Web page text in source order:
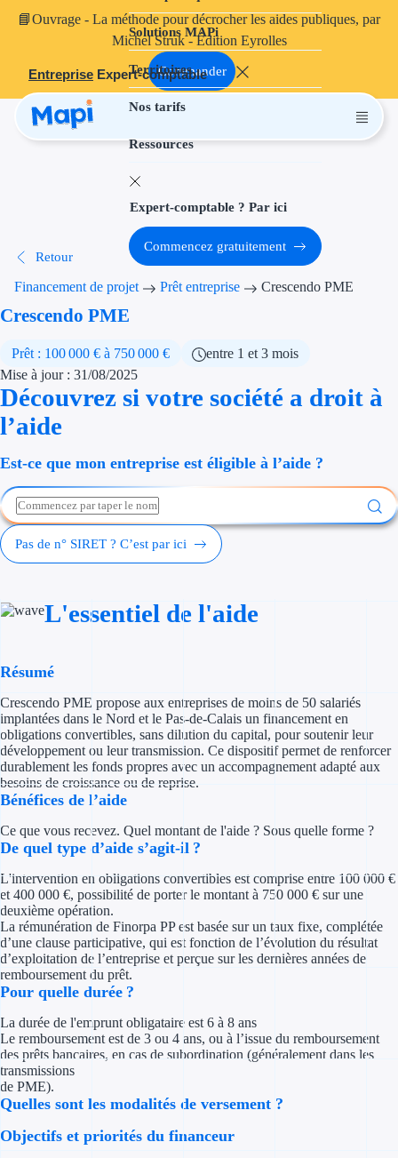
📘Ouvrage - La méthode pour décrocher les aides publiques, par
Michel Struk - Édition Eyrolles
Commander
Entreprise Expert-comptable
Solutions MAPi
Territoires
Nos tarifs
Ressources
Projets finançables
Aides à
Aides
Thématiques
Financement
Création
Aides sans
Subventions
Aides Fiscales et
Exonération
Expert-comptable ? Par ici
Commencez gratuitement
Retour
Financement de projet Prêt entreprise Crescendo PME
Crescendo PME
Prêt : 100 000 € à 750 000 €
entre 1 et 3 mois
Mise à jour : 31/08/2025
Découvrez si votre société a droit à
l’aide
Est-ce que mon entreprise est éligible à l’aide ?
Pas de n° SIRET ? C’est par ici
L'essentiel de l'aide
Résumé
Crescendo PME propose aux entreprises de moins de 50 salariés
implantées dans le Nord et le Pas-de-Calais un financement en
obligations convertibles, sans dilution du capital, pour soutenir leur
développement ou leur transmission. Ce dispositif permet de renforcer
durablement les fonds propres avec un accompagnement adapté aux
besoins de croissance ou de reprise.
Bénéfices de l’aide
Ce que vous recevez. Quel montant de l'aide ? Sous quelle forme ?
De quel type d’aide s’agit-il ?
L'intervention en obligations convertibles est comprise entre 100 000 €
et 400 000 €, possibilité de porter le montant à 750 000 € sur une
deuxième opération.
La rémunération de Finorpa PP est basée sur un taux fixe, complétée
d’une clause participative, qui est fonction de l’évolution du résultat
d’exploitation de l’entreprise et perçue sur les dernières années de
remboursement du prêt.
Pour quelle durée ?
La durée de l'emprunt obligataire est 6 à 8 ans
Le remboursement est de 3 ou 4 ans, ou à l’issue du remboursement
des prêts bancaires, en cas de subordination (généralement dans les
transmissions
de PME).
Quelles sont les modalités de versement ?
Objectifs et priorités du financeur